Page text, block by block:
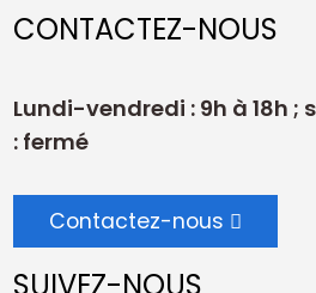
CONTACTEZ-NOUS
Lundi-vendredi : 9h à 18h
: fermé
Contactez-nous